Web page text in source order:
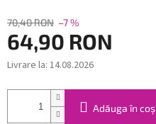
70,40 RON –7 %
64,90 RON
Evaluare
Livrare la: 14.08.2026
Adăuga în coş